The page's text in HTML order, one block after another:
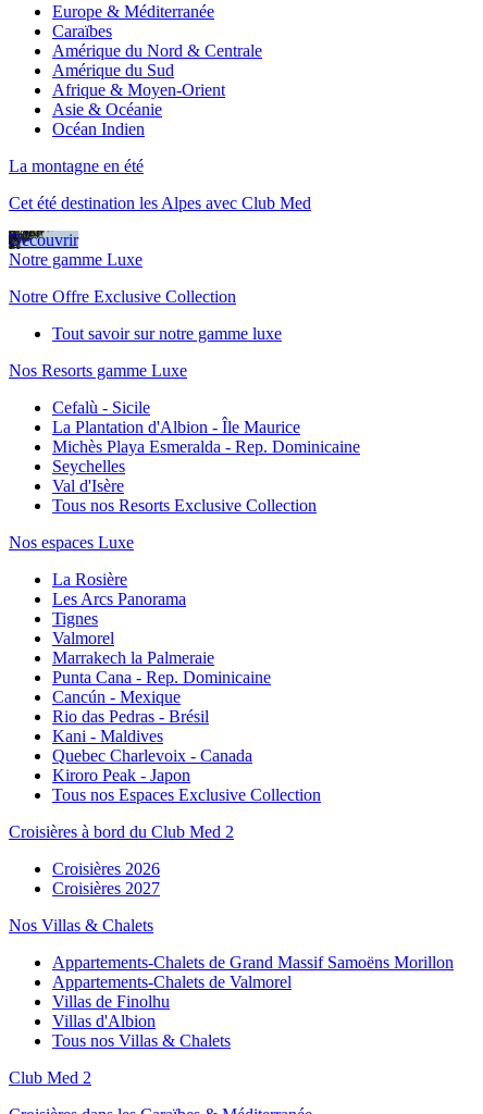
Europe & Méditerranée
Caraïbes
Amérique du Nord & Centrale
Amérique du Sud
Afrique & Moyen-Orient
Asie & Océanie
Océan Indien
La montagne en été
Cet été destination les Alpes avec Club Med
Découvrir
Notre gamme Luxe
Notre Offre Exclusive Collection
Tout savoir sur notre gamme luxe
Nos Resorts gamme Luxe
Cefalù - Sicile
La Plantation d'Albion - Île Maurice
Michès Playa Esmeralda - Rep. Dominicaine
Seychelles
Val d'Isère
Tous nos Resorts Exclusive Collection
Nos espaces Luxe
La Rosière
Les Arcs Panorama
Tignes
Valmorel
Marrakech la Palmeraie
Punta Cana - Rep. Dominicaine
Cancún - Mexique
Rio das Pedras - Brésil
Kani - Maldives
Quebec Charlevoix - Canada
Kiroro Peak - Japon
Tous nos Espaces Exclusive Collection
Croisières à bord du Club Med 2
Croisières 2026
Croisières 2027
Nos Villas & Chalets
Appartements-Chalets de Grand Massif Samoëns Morillon
Appartements-Chalets de Valmorel
Villas de Finolhu
Villas d'Albion
Tous nos Villas & Chalets
Club Med 2